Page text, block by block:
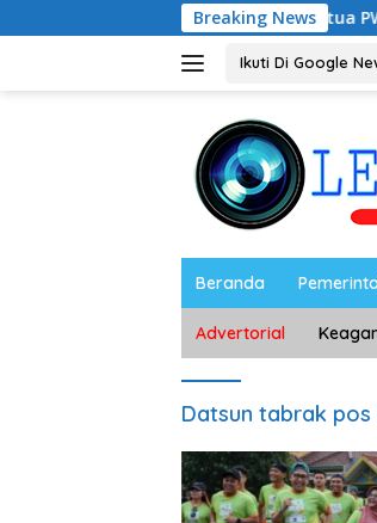
ke
Breaking News
Ketua PWI Magetan:
Ikuti Di Google
Beranda
Advertorial
Datsun tabrak pos